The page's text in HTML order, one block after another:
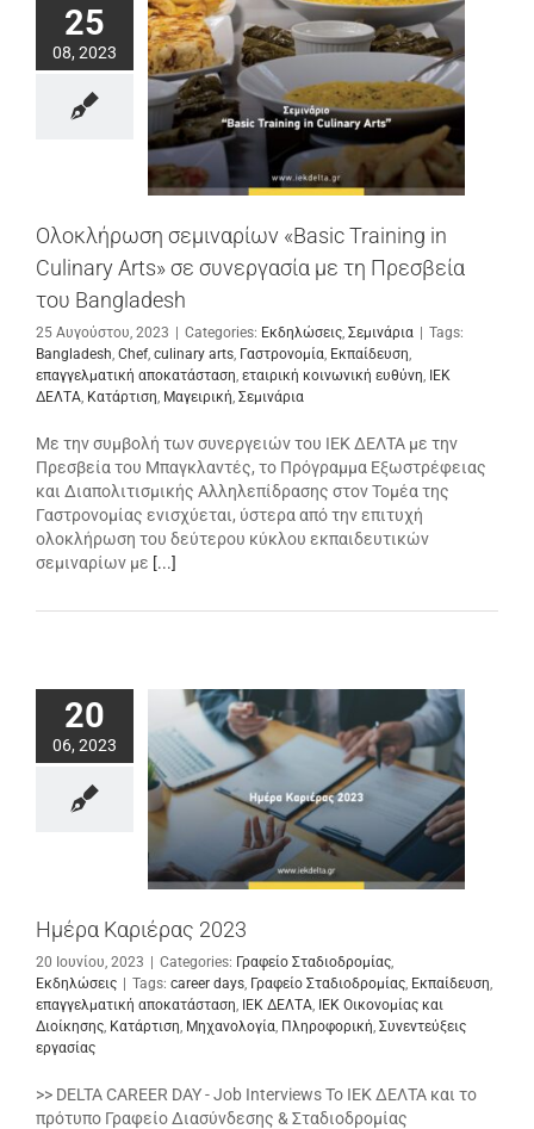
25
08, 2023
Ολοκλήρωση σεμιναρίων «Basic Training in
Culinary Arts» σε συνεργασία με τη Πρεσβεία
του Bangladesh
25 Αυγούστου, 2023 Categories: Εκδηλώσεις, Σεμινάρια
Tags:
Bangladesh, Chef, culinary arts, Γαστρονομία, Εκπαίδευση,
επαγγελματική αποκατάσταση, εταιρική κοινωνική ευθύνη, ΙΕΚ
ΔΕΛΤΑ, Κατάρτιση, Μαγειρική, Σεμινάρια
Με την συμβολή των συνεργειών του ΙΕΚ ΔΕΛΤΑ με την
Πρεσβεία του Μπαγκλαντές, το Πρόγραμμα Εξωστρέφειας
και Διαπολιτισμικής Αλληλεπίδρασης στον Τομέα της
Γαστρονομίας ενισχύεται, ύστερα από την επιτυχή
ολοκλήρωση του δεύτερου κύκλου εκπαιδευτικών
σεμιναρίων με [...]
20
06, 2023
Ημέρα Καριέρας 2023
20 Ιουνίου, 2023 Categories: Γραφείο Σταδιοδρομίας,
Εκδηλώσεις
Tags: career days, Γραφείο Σταδιοδρομίας, Εκπαίδευση,
επαγγελματική αποκατάσταση, ΙΕΚ ΔΕΛΤΑ, ΙΕΚ Οικονομίας και
Διοίκησης, Κατάρτιση, Μηχανολογία, Πληροφορική, Συνεντεύξεις
εργασίας
>> DELTA CAREER DAY - Job Interviews Το ΙΕΚ ΔΕΛΤΑ και το
πρότυπο Γραφείο Διασύνδεσης & Σταδιοδρομίας